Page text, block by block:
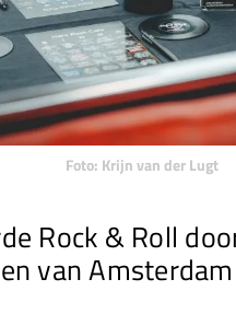
Foto: Krijn van der Lugt
Rock & Roll
van Amsterdam